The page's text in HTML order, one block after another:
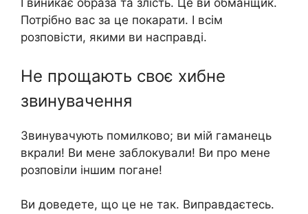
І виникає образа та злість. Це ви обманщик.
Потрібно вас за це покарати. І всім
розповісти, якими ви насправді.
Не прощають своє хибне
звинувачення
Звинувачують помилково; ви мій гаманець
вкрали! Ви мене заблокували! Ви про мене
розповіли іншим погане!
Ви доведете, що це не так. Виправдаєтесь.